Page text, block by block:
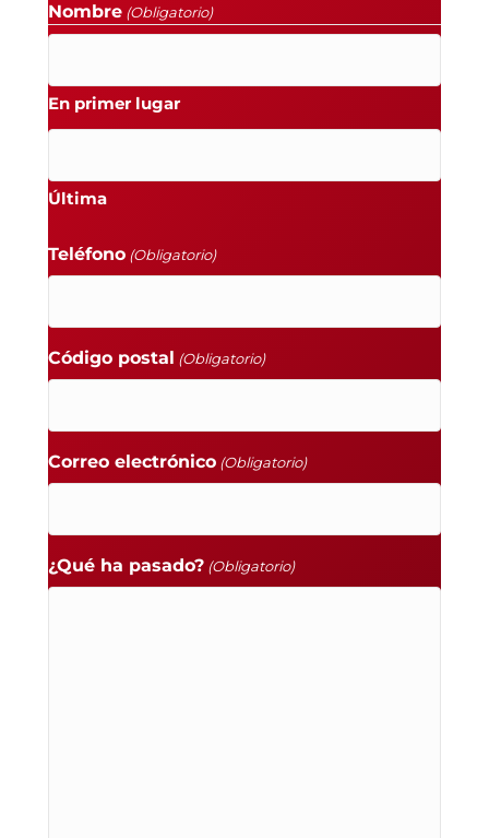
Nombre (Obligatorio)
En primer lugar
Última
Teléfono (Obligatorio)
Código postal (Obligatorio)
Correo electrónico (Obligatorio)
¿Qué ha pasado? (Obligatorio)